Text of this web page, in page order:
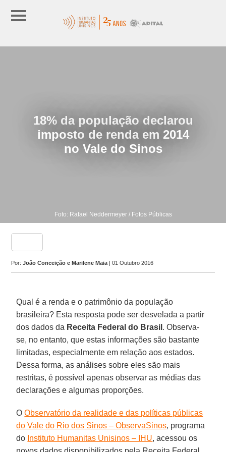
18% da população declarou
imposto de renda em 2014
no Vale do Sinos
Foto: Rafael Neddermeyer / Fotos Públicas
Por:João Conceição e Marilene Maia | 01 Outubro 2016
Qual é a renda e o patrimônio da população
brasileira? Esta resposta pode ser desvelada a partir
dos dados da Receita Federal do Brasil . Observa-
se, no entanto, que estas informações são bastante
limitadas, especialmente em relação aos estados.
Dessa forma, as análises sobre eles são mais
restritas, é possível apenas observar as médias das
declarações e algumas proporções.
OObservatório da realidade e das políticas públicas
do Vale do Rio dos Sinos – ObservaSinos, programa
do Instituto Humanitas Unisinos – IHU, acessou os